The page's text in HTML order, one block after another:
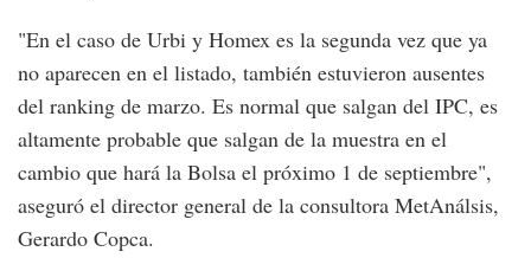
"En el caso de Urbi y Homex es la segunda vez que ya
no aparecen en el listado, también estuvieron ausentes
del ranking de marzo. Es normal que salgan del IPC, es
altamente probable que salgan de la muestra en el
cambio que hará la Bolsa el próximo 1 de septiembre",
aseguró el director general de la consultora MetAnálsis,
Gerardo Copca.